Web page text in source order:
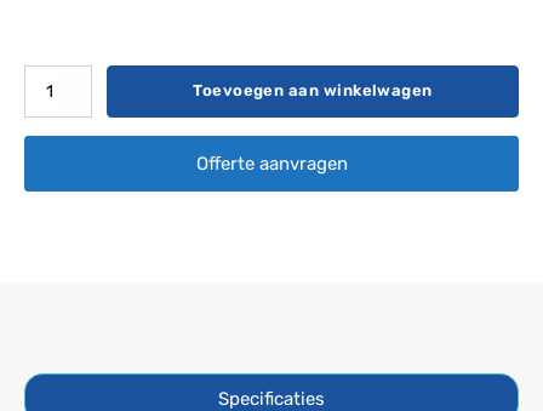
Filter
Darlly
Toevoegen aan winkelwagen
Offerte aanvragen
Specificaties